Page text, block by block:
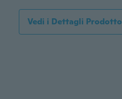
Vedi i Dettagli Prodotto